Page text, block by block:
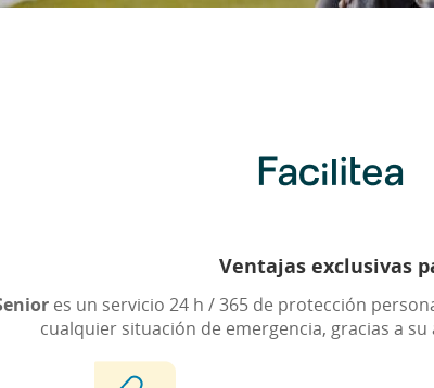
Ventajas exclusivas
es un servicio 24 h / 365 de protección
cualquier situación de emergencia, gracias a